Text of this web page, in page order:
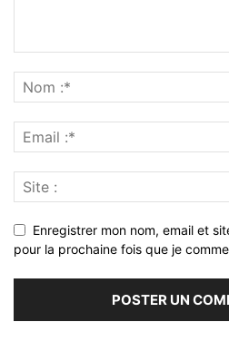
Enregistrer mon nom, email et
pour la prochaine fois que je